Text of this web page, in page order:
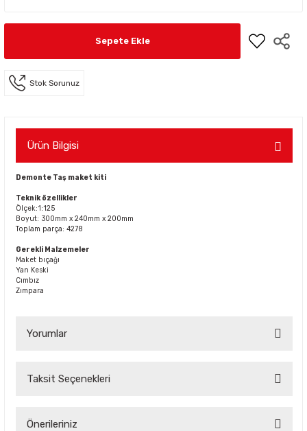
Sepete Ekle
Stok Sorunuz
Ürün Bilgisi
Demonte Taş maket kiti
Teknik özellikler
Ölçek:1:125
Boyut: 300mm x 240mm x 200mm
Toplam parça: 4278
Gerekli Malzemeler
Maket bıçağı
Yan Keski
Cımbız
Zımpara
Yorumlar
Taksit Seçenekleri
Önerileriniz